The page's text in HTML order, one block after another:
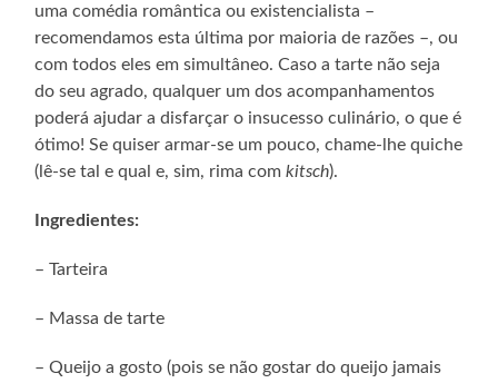
uma comédia romântica ou existencialista –
recomendamos esta última por maioria de razões –, ou
com todos eles em simultâneo. Caso a tarte não seja
do seu agrado, qualquer um dos acompanhamentos
poderá ajudar a disfarçar o insucesso culinário, o que é
ótimo! Se quiser armar-se um pouco, chame-lhe quiche
(lê-se tal e qual e, sim, rima comkitsch).
Ingredientes:
– Tarteira
– Massa de tarte
– Queijo a gosto (pois se não gostar do queijo jamais